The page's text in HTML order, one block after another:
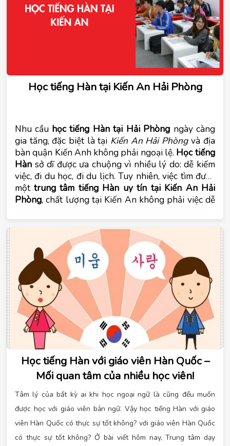
nổi bật khi học tại trung tâm tiếng Hàn
Tomato tại Hải Phòng trong bài viết dưới đây
Học tiếng Hàn tại Kiến An Hải Phòng
Nhu cầu học tiếng Hàn tại Hải Phòng ngày càng
gia tăng, đặc biệt là tại Kiến An Hải Phòngvà địa
bàn quận Kiến Anh không phải ngoại lệ. Học tiếng
Hàn sở dĩ được ưa chuộng vì nhiều lý do: dễ kiếm
việc, đi du học, đi du lịch. Tuy nhiên, việc tìm được
một trung tâm tiếng Hàn uy tín tại Kiến An Hải
Phòng, chất lượng tại Kiến An không phải việc dễ
lựa chọn tốt khi bạn muốnhọc tiếng Hàn tại Kiến
An Hải Phòng. Cùng tìm hiểu trong bài viết dưới
Học tiếng Hàn với giáo viên Hàn Quốc –
Mối quan tâm của nhiều học viên!
Tâm lý của bất kỳ ai khi học ngoại ngữ là cũng đều muốn
được học với giáo viên bản ngữ. Vậy học tiếng Hàn với giáo
viên Hàn Quốc có thực sự tốt không? với giáo viên Hàn Quốc
có thực sự tốt không? Ở bài viết hôm nay, Trung tâm dạy